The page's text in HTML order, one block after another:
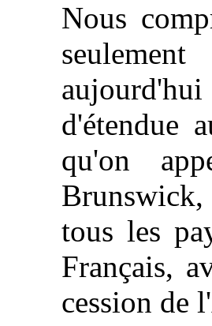
Nous
d'étendue
qu'on
tous les
Français,
cession de